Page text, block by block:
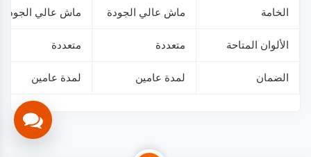
الخامة ماش عالي الجودة ماش عالي الجودة
الألوان المتاحة متعددة متعددة
الضمان لمدة عامين لمدة عامين